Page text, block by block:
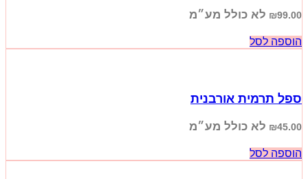
₪99.00 לא כולל מע״מ
הוספה לסל
ספל תרמית אורבנית
₪45.00 לא כולל מע״מ
הוספה לסל